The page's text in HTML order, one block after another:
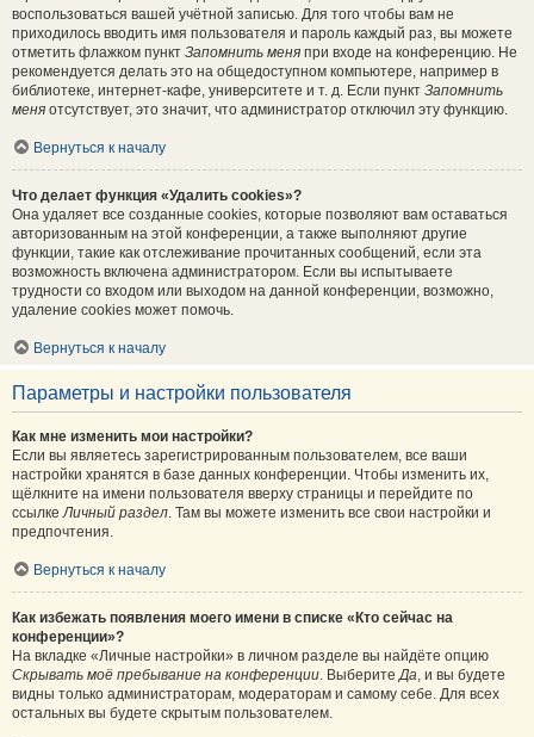
воспользоваться вашей учётной записью. Для того чтобы вам не
приходилось вводить имя пользователя и пароль каждый раз, вы можете
отметить флажком пункт Запомнить меня при входе на конференцию. Не
рекомендуется делать это на общедоступном компьютере, например в
библиотеке, интернет-кафе, университете и т. д. Если пункт Запомнить
меня отсутствует, это значит, что администратор отключил эту функцию.
Вернуться к началу
Что делает функция «Удалить cookies»?
Она удаляет все созданные cookies, которые позволяют вам оставаться
авторизованным на этой конференции, а также выполняют другие
функции, такие как отслеживание прочитанных сообщений, если эта
возможность включена администратором. Если вы испытываете
трудности со входом или выходом на данной конференции, возможно,
удаление cookies может помочь.
Вернуться к началу
Параметры и настройки пользователя
Как мне изменить мои настройки?
Если вы являетесь зарегистрированным пользователем, все ваши
настройки хранятся в базе данных конференции. Чтобы изменить их,
щёлкните на имени пользователя вверху страницы и перейдите по
ссылкеЛичный раздел. Там вы можете изменить все свои настройки и
предпочтения.
Вернуться к началу
Как избежать появления моего имени в списке «Кто сейчас на
конференции»?
На вкладке «Личные настройки» в личном разделе вы найдёте опцию
Скрывать моё пребывание на конференции. ВыберитеДа, и вы будете
видны только администраторам, модераторам и самому себе. Для всех
остальных вы будете скрытым пользователем.